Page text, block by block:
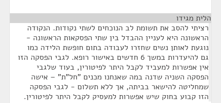
הלית מגידו
רציתי להסב את תשומת לב הנוכחים לשתי נקודות. הנקודה
הראשונה היא לעניין ההבדל בין שתי הפסקאות הראשונה -
נוגעת לאותן נשים שחזרו לעבודה בתום חופשת הלידה כמו
גם להיעדרות במשך 6 חדשים באישור רופא. לגבי הפסקה הזו
אין אפשרות למעביד לקבל היתר לפיטורין, בעוד שלגבי
הפסקה השניה שדנה במה שאנחנו מכנים "חל"ת" – אישה
שמחליטה להישאר בביתה, אך ללא תשלום - לגבי הפסקה
הזו קבוע בחוק שיש אפשרות למעסיק לקבל היתר לפיטורין.